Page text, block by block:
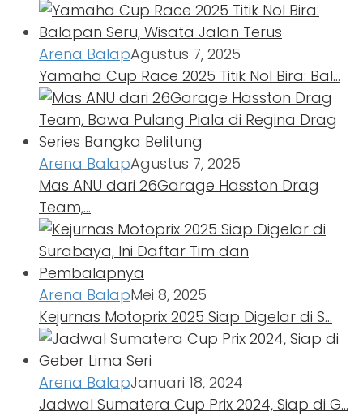
Arena BalapAgustus 7, 2025
Yamaha Cup Race 2025 Titik Nol Bira: Bal…
Arena BalapAgustus 7, 2025
Mas ANU dari 26Garage Hasston Drag
Team,…
Arena BalapMei 8, 2025
Kejurnas Motoprix 2025 Siap Digelar di S…
Arena BalapJanuari 18, 2024
Jadwal Sumatera Cup Prix 2024, Siap di G…